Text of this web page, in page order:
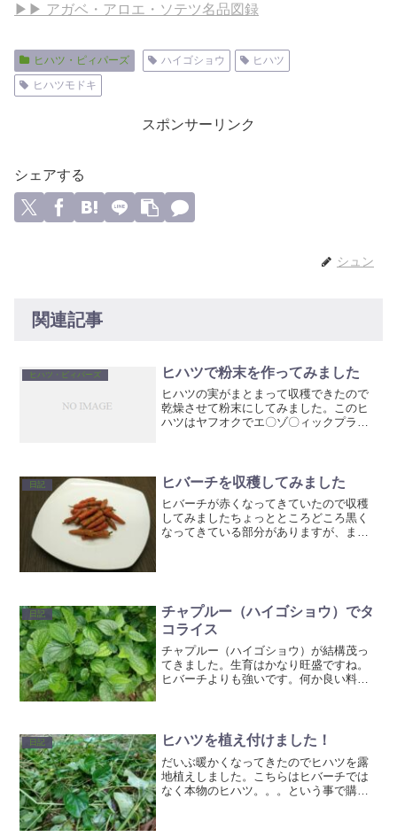
▶▶ アガベ・アロエ・ソテツ名品図録
ヒハツ・ピィパーズ ハイゴショウ
ヒハツ
ヒハツモドキ
スポンサーリンク
シェアする
シュン
関連記事
ヒハツ・ピィパーズ ヒハツで粉末を作ってみました
ヒハツの実がまとまって収穫できたので
乾燥させて粉末にしてみました。このヒ
ハツはヤフオクでエ〇ゾ〇ィックプラン
物のヒハツのはずなのですが...
日記 ヒバーチを収穫してみました
ヒバーチが赤くなってきていたので収穫
してみましたちょっとところどころ黒く
なってきている部分がありますが、まぁ
日記
チャプルー（ハイゴショウ）でタ
コライス
チャプルー（ハイゴショウ）が結構茂っ
てきました。生育はかなり旺盛ですね。
ヒバーチよりも強いです。何か良い料理
んでした（＾＾；また何か...
日記 ヒハツを植え付けました！
だいぶ暖かくなってきたのでヒハツを露
地植えしました。こちらはヒバーチでは
なく本物のヒハツ。。。という事で購入